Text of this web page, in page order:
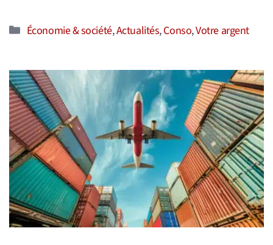
Catégories
Économie & société,Actualités,Conso,Votre argent